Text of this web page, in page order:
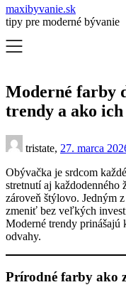
maxibyvanie.sk
tipy pre moderné bývanie
Moderné farby
trendy a ako
tristate, 27. marca
Obývačka je srdcom
stretnutí aj každodenného
zároveň štýlovo. Jedným
zmeniť bez veľkých
Moderné trendy prinášajú
odvahy.
Prírodné farby ako